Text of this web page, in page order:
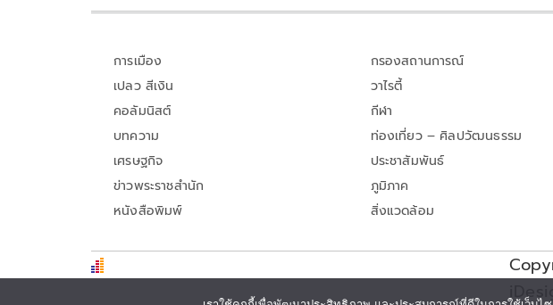
การเมือง
เปลว สีเงิน
คอลัมนิสต์
บทความ
เศรษฐกิจ
ข่าวพระราชสำนัก
หนังสือพิมพ์
กรองสถานการณ์
วาไรตี้
กีฬา
ท่องเที่ยว – ศิลปวัฒนธรรม
ประชาสัมพันธ์
ภูมิภาค
สิ่งแวดล้อม